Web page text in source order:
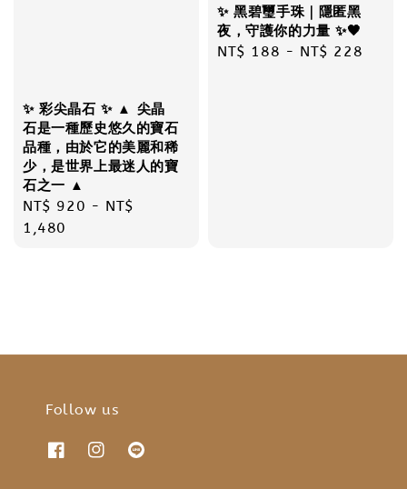
✨ 彩尖晶石 ✨ ▲ 尖晶
石是一種歷史悠久的寶石
品種，由於它的美麗和稀
少，是世界上最迷人的寶
石之一 ▲
Regular
price
NT$ 920 - NT$
1,480
✨ 黑碧璽手珠｜隱匿黑
夜，守護你的力量 ✨🖤
Regular
NT$ 188 - NT$ 228
Follow us